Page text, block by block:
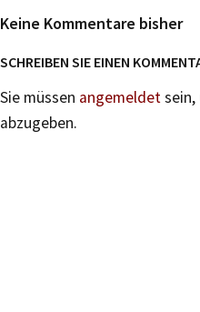
Keine Kommentare bisher
SCHREIBEN SIE EINEN
Sie müssen angemeldet
abzugeben.